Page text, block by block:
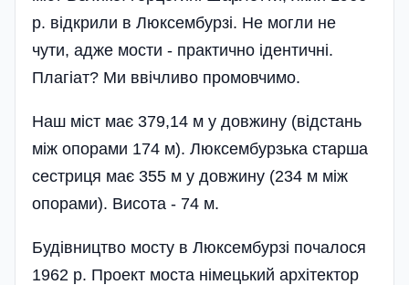
р. відкрили в Люксембурзі. Не могли не
чути, адже мости - практично ідентичні.
Плагіат? Ми ввічливо промовчимо.
Наш міст має 379,14 м у довжину (відстань
між опорами 174 м). Люксембурзька старша
сестриця має 355 м у довжину (234 м між
опорами). Висота - 74 м.
Будівництво мосту в Люксембурзі почалося
1962 р. Проект моста німецький архітектор